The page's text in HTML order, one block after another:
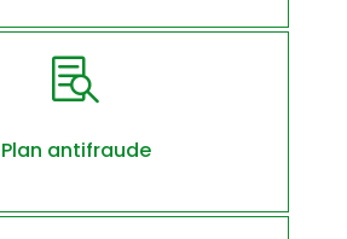

Plan antifraude